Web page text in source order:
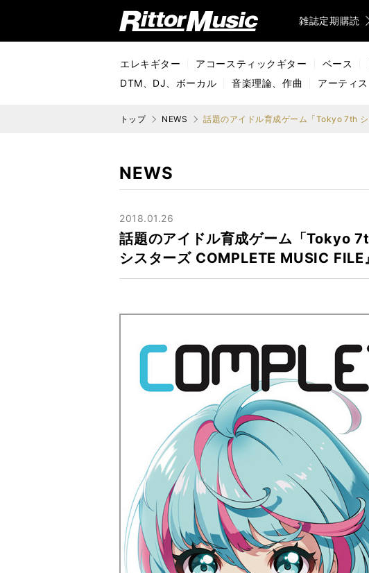
リットーミュージック (Rittor Music) 雑誌定期購読
エレキギター アコースティックギター ベース
DTM、DJ、ボーカル
音楽理論、作曲 アーティ
トップ NEWS
NEWS
2018.01.26
話題のアイドル育成ゲーム「Tokyo
シスターズ COMPLETE MUSIC FILE